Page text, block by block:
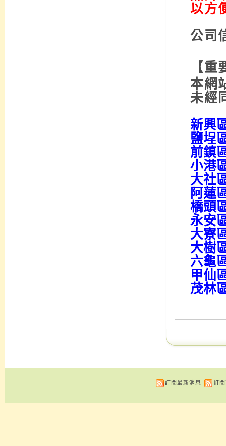
以方
公司
【重
本網
未經
新興
鹽埕
前鎮
小港
大社
阿蓮
橋頭
永安
大寮
大樹
六龜
甲仙
茂林
訂閱最新消息 訂